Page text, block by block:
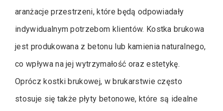
aranżacje przestrzeni, które będą odpowiadały
indywidualnym potrzebom klientów. Kostka brukowa
jest produkowana z betonu lub kamienia naturalnego,
co wpływa na jej wytrzymałość oraz estetykę.
Oprócz kostki brukowej, w brukarstwie często
stosuje się także płyty betonowe, które są idealne